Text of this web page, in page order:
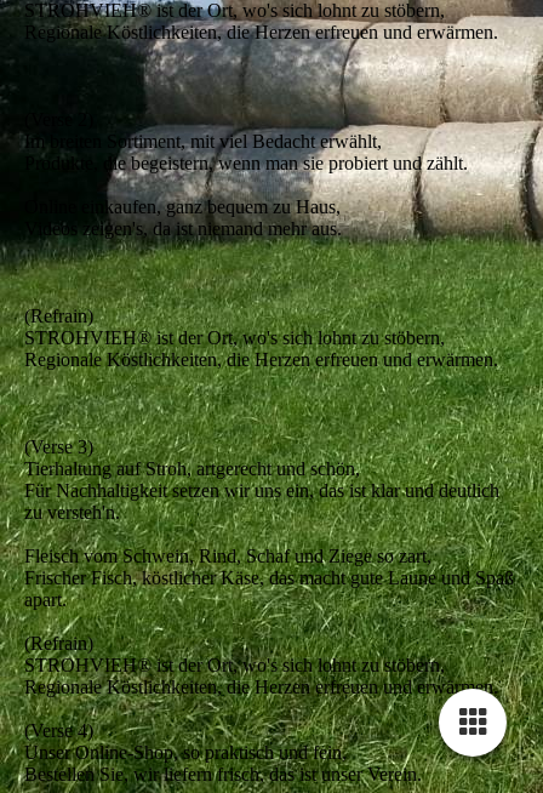
STROHVIEH® ist der Ort, wo's sich lohnt zu stöbern,
Regionale Köstlichkeiten, die Herzen erfreuen und erwärmen.
Im breiten Sortiment, mit viel Bedacht erwählt,
Produkte, die begeistern, wenn man sie probiert und zählt.
Online einkaufen, ganz bequem zu Haus,
Videos zeigen's, da ist niemand mehr aus.
(Refrain)
STROHVIEH® ist der Ort, wo's sich lohnt zu stöbern,
Regionale Köstlichkeiten, die Herzen erfreuen und erwärmen.
(Verse 3)
Tierhaltung auf Stroh, artgerecht und schön,
Für Nachhaltigkeit setzen wir uns ein, das ist klar und deutlich
zu versteh'n.
Fleisch vom Schwein, Rind, Schaf und Ziege so zart,
Frischer Fisch, köstlicher Käse, das macht gute Laune und Spaß
apart.
(Refrain)
STROHVIEH® ist der Ort, wo's sich lohnt zu stöbern,
Regionale Köstlichkeiten, die Herzen erfreuen und erwärmen.